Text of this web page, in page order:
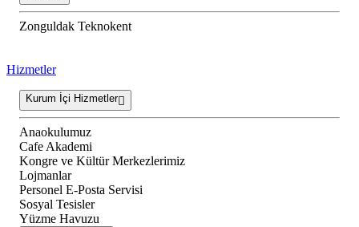
Zonguldak Teknokent
Hizmetler
Kurum İçi Hizmetler
Anaokulumuz
Cafe Akademi
Kongre ve Kültür Merkezlerimiz
Lojmanlar
Personel E-Posta Servisi
Sosyal Tesisler
Yüzme Havuzu